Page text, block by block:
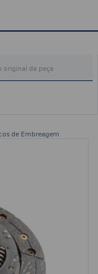
de Embreagem